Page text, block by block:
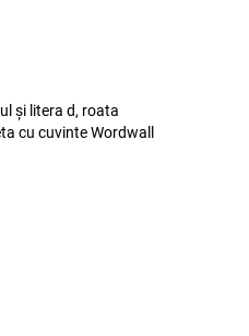
și litera d, roata
cu cuvinte Wordwall